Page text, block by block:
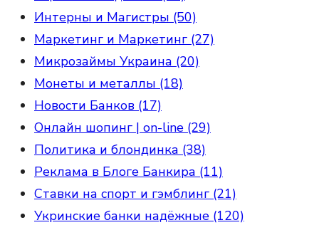
Интерны и Магистры (50)
Маркетинг и Маркетинг (27)
Микрозаймы Украина (20)
Монеты и металлы (18)
Новости Банков (17)
Онлайн шопинг | on-line (29)
Политика и блондинка (38)
Реклама в Блоге Банкира (11)
Ставки на спорт и гэмблинг (21)
Укринские банки надёжные (120)